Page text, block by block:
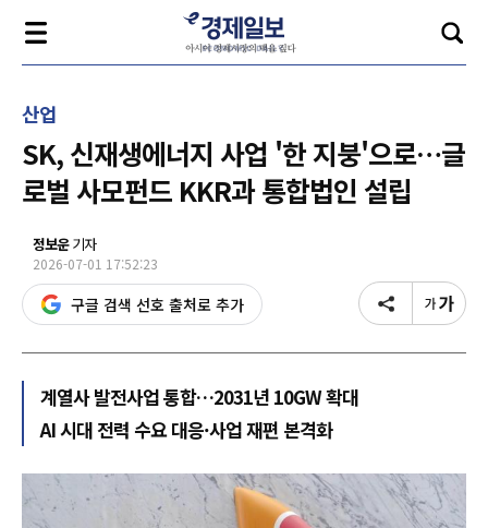
산업
SK, 신재생에너지 사업 '한 지붕'으로…글
로벌 사모펀드 KKR과 통합법인 설립
정보운기자
2026-07-01 17:52:23
구글 검색 선호 출처로 추가
계열사 발전사업 통합…2031년 10GW 확대
AI 시대 전력 수요 대응·사업 재편 본격화